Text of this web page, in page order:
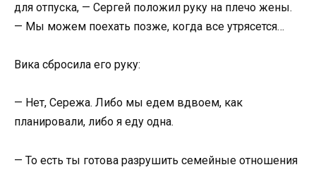
для отпуска, — Сергей положил руку на плечо жены.
— Мы можем поехать позже, когда все утрясется…
Вика сбросила его руку:
— Нет, Сережа. Либо мы едем вдвоем, как
планировали, либо я еду одна.
— То есть ты готова разрушить семейные отношения